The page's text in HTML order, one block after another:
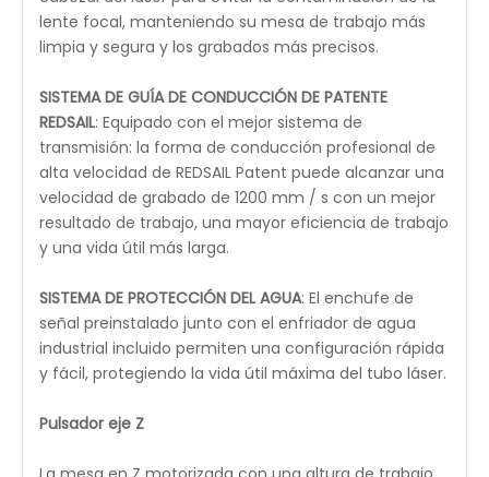
funciones.
Las plataformas Honey Comb y Knife Blade ofrecen
material flexible
Las plataformas Knife Blade y Honeycomb se
incluyen para brindar flexibilidad, ya sea para cortar o
grabar material.
Detalles del láser ciclón REDSAIL:
VENTILACIÓN
: Un ventilador preinstalado expulsa
humo y vapores para crear un espacio de trabajo
más seguro y prolongar la vida útil de su máquina.
GUÍA DE PUNTO ROJO
: El puntero de punto rojo
montado en el cabezal del láser indica rápidamente
los puntos de grabado, marca la ruta de la máquina
e identifica el tamaño de posicionamiento, lo que
permite un proceso de configuración del proyecto